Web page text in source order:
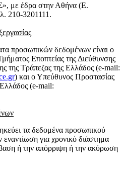
έδρα στην Αθήνα (Ε.
210-3201111.
προσωπικών δεδομένων είναι ο
Εποπτείας της Διεύθυνσης
της Τράπεζας της Ελλάδος (e-mail:
) και ο Υπεύθυνος Προστασίας
(e-mail:
τα δεδομένα προσωπικού
για χρονικό διάστημα
ή την απόρριψη ή την ακύρωση